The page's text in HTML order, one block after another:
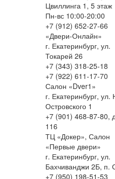
Цвиллинга 1, 5 этаж
Пн-вс 10:00-20:00
+7 (912) 652-27-66
«Двери-Онлайн»
г. Екатеринбург, ул.
Токарей 26
+7 (343) 318-25-18
+7 (922) 611-17-70
Салон «Dver1»
г. Екатеринбург, ул.
Островского 1
+7 (901) 468-87-80,
116
ТЦ «Докер», Салон
«Первые двери»
г. Екатеринбург, ул.
Бахчиванджи 2Б, п.
+7 (950) 198-51-53